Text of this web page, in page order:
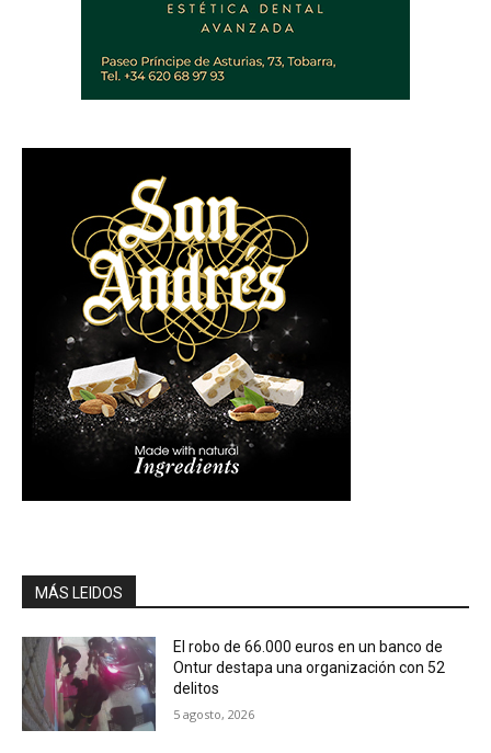
MÁS LEIDOS
El robo de 66.000 euros en un banco de
Ontur destapa una organización con 52
delitos
5 agosto, 2026